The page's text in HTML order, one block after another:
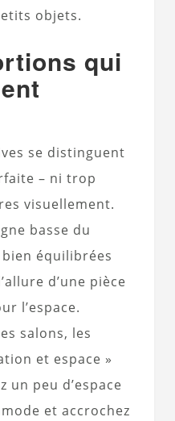
objets.
qui
se distinguent
– ni trop
visuellement.
basse du
équilibrées
d’une pièce
l’espace.
salons, les
et espace »
un peu d’espace
et accrochez